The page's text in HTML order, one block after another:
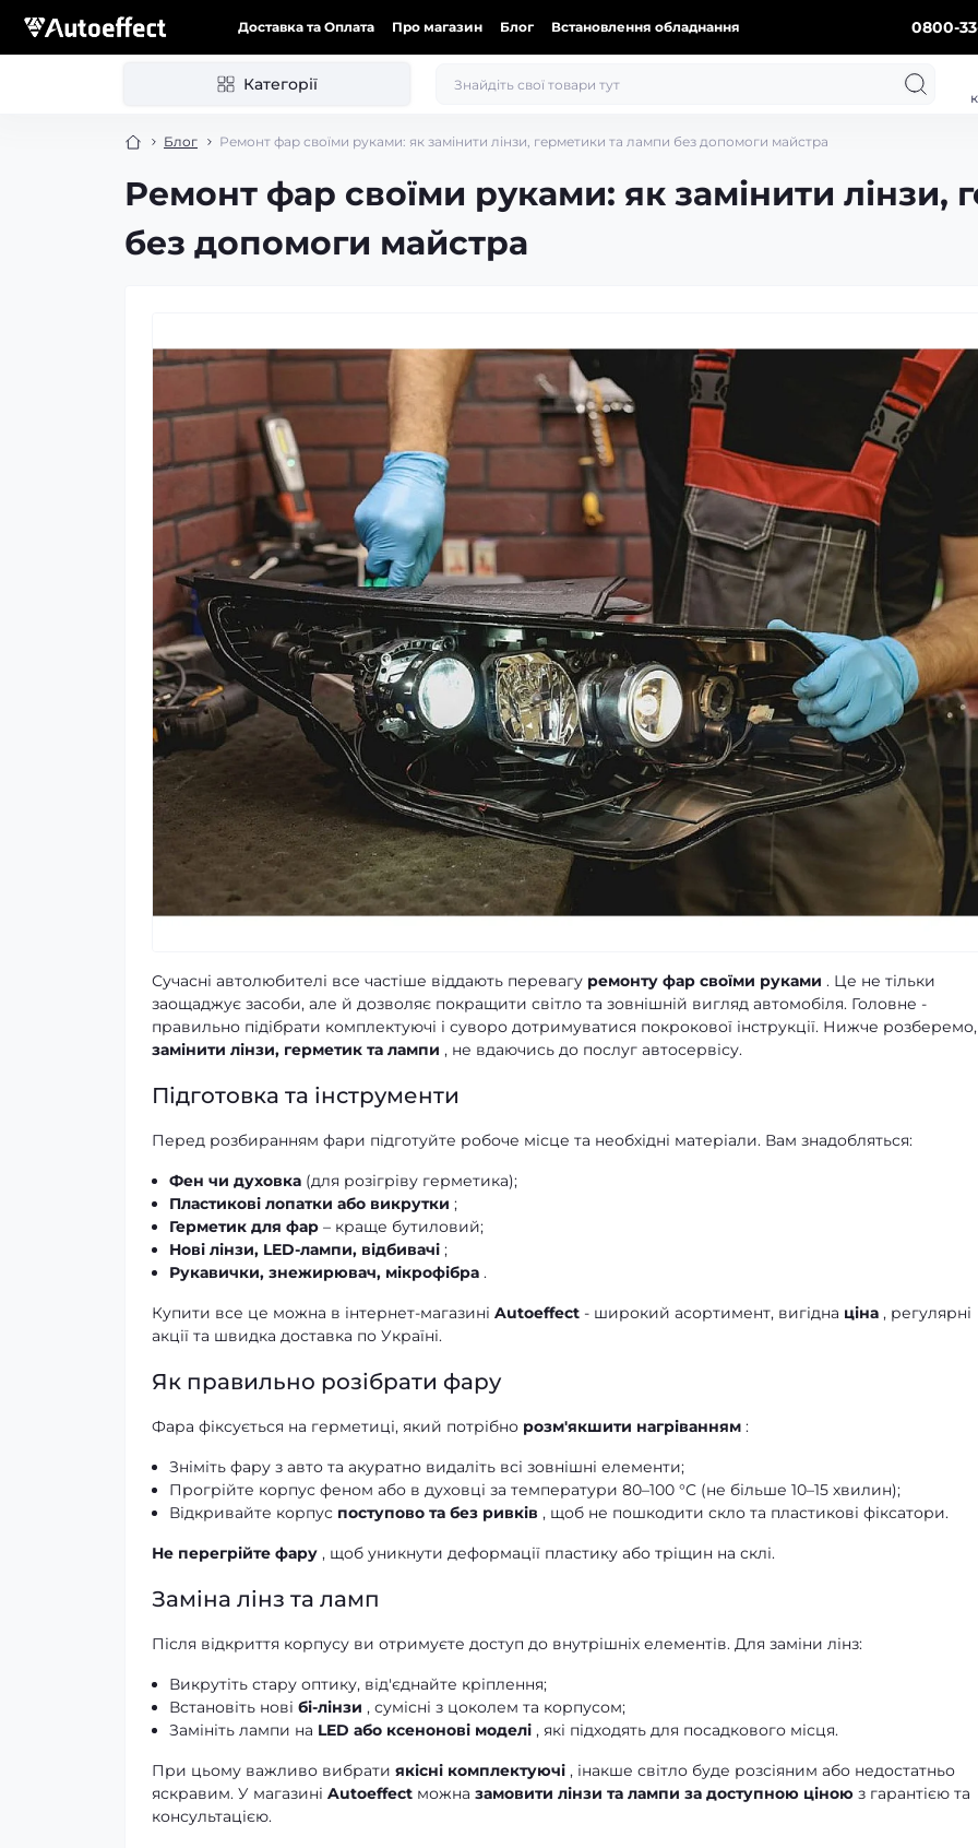
Доставка та Оплата Про магазин Блог Встановлення обладнання 0800-
Категорії
Блог Ремонт фар своїми руками: як замінити лінзи, герметики та лампи без допомоги майстра
Ремонт фар своїми руками: як замінити лінзи,
без допомоги майстра
Сучасні автолюбителі все частіше віддають перевагу ремонту фар своїми руками . Це не тільки
заощаджує засоби, але й дозволяє покращити світло та зовнішній вигляд автомобіля. Головне -
правильно підібрати комплектуючі і суворо дотримуватися покрокової інструкції. Нижче розберемо,
замінити лінзи, герметик та лампи , не вдаючись до послуг автосервісу.
Підготовка та інструменти
Перед розбиранням фари підготуйте робоче місце та необхідні матеріали. Вам знадобляться:
Фен чи духовка (для розігріву герметика);
Пластикові лопатки або викрутки ;
Герметик для фар – краще бутиловий;
Нові лінзи, LED-лампи, відбивачі ;
Рукавички, знежирювач, мікрофібра .
Купити все це можна в інтернет-магазині Autoeffect - широкий асортимент, вигідна ціна , регулярні
акції та швидка доставка по Україні.
Як правильно розібрати фару
Фара фіксується на герметиці, який потрібно розм'якшити нагріванням :
Зніміть фару з авто та акуратно видаліть всі зовнішні елементи;
Прогрійте корпус феном або в духовці за температури 80–100 °C (не більше 10–15 хвилин);
Відкривайте корпус поступово та без ривків , щоб не пошкодити скло та пластикові фіксатори.
Не перегрійте фару , щоб уникнути деформації пластику або тріщин на склі.
Заміна лінз та ламп
Після відкриття корпусу ви отримуєте доступ до внутрішніх елементів. Для заміни лінз:
Викрутіть стару оптику, від'єднайте кріплення;
Встановіть нові бі-лінзи , сумісні з цоколем та корпусом;
Замініть лампи на LED або ксенонові моделі , які підходять для посадкового місця.
При цьому важливо вибрати якісні комплектуючі , інакше світло буде розсіяним або недостатньо
яскравим. У магазині Autoeffect можна замовити лінзи та лампи за доступною ціною з гарантією та
консультацією.